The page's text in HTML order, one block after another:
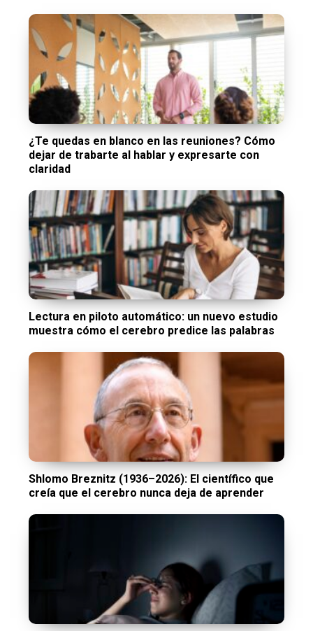
¿Te quedas en blanco en las reuniones? Cómo
dejar de trabarte al hablar y expresarte con
claridad
Lectura en piloto automático: un nuevo estudio
muestra cómo el cerebro predice las palabras
Shlomo Breznitz (1936–2026): El científico que
creía que el cerebro nunca deja de aprender